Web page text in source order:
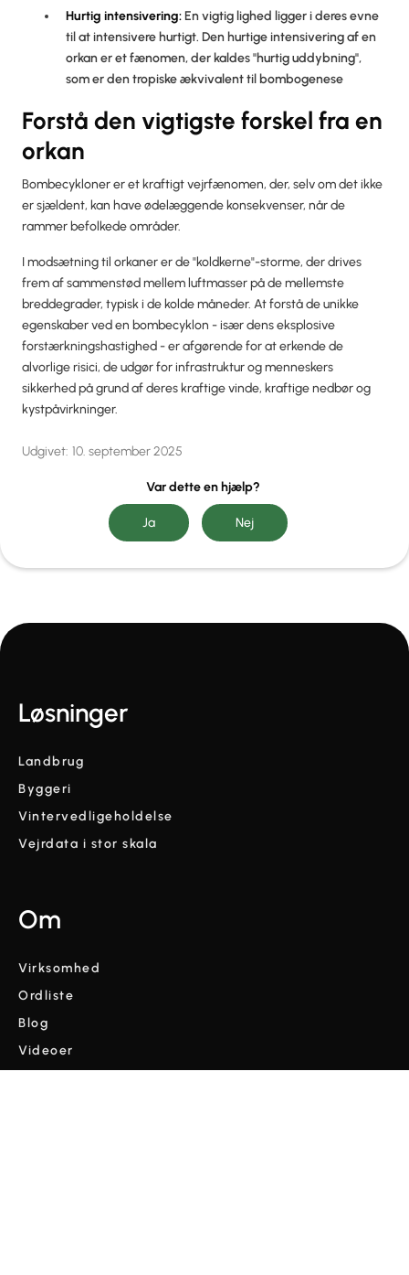
Hurtig intensivering:En vigtig lighed ligger i deres evne
til at intensivere hurtigt. Den hurtige intensivering af en
orkan er et fænomen, der kaldes "hurtig uddybning",
som er den tropiske ækvivalent til bombogenese
Forstå den vigtigste forskel fra en
orkan
Bombecykloner er et kraftigt vejrfænomen, der, selv om det ikke
er sjældent, kan have ødelæggende konsekvenser, når de
rammer befolkede områder.
I modsætning til orkaner er de "koldkerne"-storme, der drives
frem af sammenstød mellem luftmasser på de mellemste
breddegrader, typisk i de kolde måneder. At forstå de unikke
egenskaber ved en bombecyklon - især dens eksplosive
forstærkningshastighed - er afgørende for at erkende de
alvorlige risici, de udgør for infrastruktur og menneskers
sikkerhed på grund af deres kraftige vinde, kraftige nedbør og
kystpåvirkninger.
Udgivet: 10. september 2025
Var dette en hjælp?
Løsninger
Landbrug
Byggeri
Vintervedligeholdelse
Vejrdata i stor skala
Om
Virksomhed
Ordliste
Blog
Videoer